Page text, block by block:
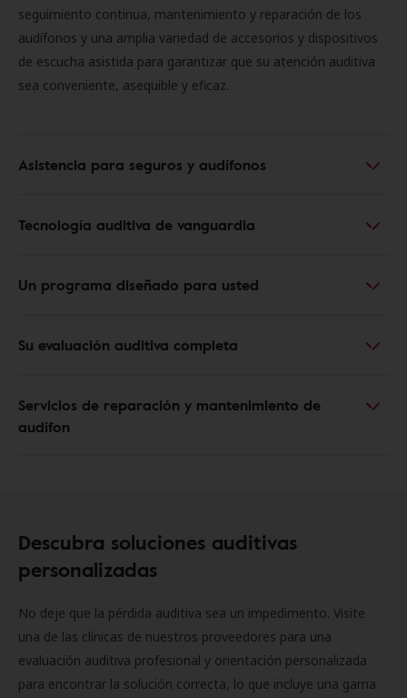
seguimiento continua, mantenimiento y reparación de los
audífonos y una amplia variedad de accesorios y dispositivos
de escucha asistida para garantizar que su atención auditiva
sea conveniente, asequible y eficaz.
Asistencia para seguros y audífonos
Tecnología auditiva de vanguardia
Un programa diseñado para usted
Su evaluación auditiva completa
Servicios de reparación y mantenimiento de
audífon
Descubra soluciones auditivas
personalizadas
No deje que la pérdida auditiva sea un impedimento. Visite
una de las clínicas de nuestros proveedores para una
evaluación auditiva profesional y orientación personalizada
para encontrar la solución correcta, lo que incluye una gama